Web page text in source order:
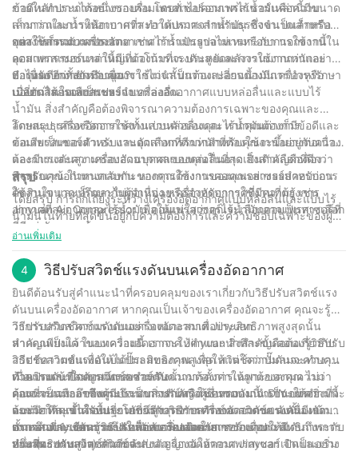
ภายในทำงานได้อย่างราบรื่น โดยทั่วไปคอมเพรสเซอร์เหล่านี้มีขนาด
เล็กกว่าและน้ำหนักเบากว่า ทำให้เหมาะสำหรับธุรกิจขนาดเล็กหรือ
ของใช้ส่วนตัวมากกว่า
ข้อดีหลักประการหนึ่งของคอมเพรสเซอร์อากาศไร้น้ำมันคือความ
สามารถในการให้อากาศที่สะอาดปราศจากน้ำมัน ซึ่งจำเป็นสำหรับ
อุตสาหกรรมบางประเภท เช่น การแปรรูปอาหารหรือยา นอกจากนี้
คอมเพรสเซอร์เหล่านี้มีแนวโน้มที่จะประหยัดพลังงานมากกว่าและ
บำรุงรักษาง่ายกว่า เนื่องจากไม่จำเป็นต้องเปลี่ยนน้ำมันเครื่องหรือ
เปลี่ยนไส้กรองเป็นประจำ
อย่างไรก็ตาม เครื่องอัดอากาศไร้น้ำมันอาจไม่เหมาะกับการใช้งานใน
อุตสาหกรรมขนาดใหญ่ที่ต้องการแรงดันสูงและการใช้งานหนักอย่าง
ต่อเนื่อง อีกทั้งยังมีอายุการใช้งานสั้นกว่าและอาจต้องมีการบำรุงรักษา
บ่อยกว่าคอมเพรสเซอร์แบบหล่อลื่น
3. ไหนดีกว่าสำหรับคุณ?
เมื่อตัดสินใจเลือกระหว่างเครื่องอัดอากาศแบบหล่อลื่นและแบบไร้
น้ำมัน สิ่งสำคัญคือต้องพิจารณาความต้องการเฉพาะของคุณและ
ลักษณะธุรกิจหรือการใช้งานส่วนตัวของคุณ หากคุณต้องการ
คอมเพรสเซอร์สำหรับงานอุตสาหกรรมหนักที่ต้องใช้งานอย่างต่อเนื่อง
และมีแรงดันสูง เครื่องอัดอากาศแบบหล่อลื่นอาจเป็นตัวเลือกที่ดีกว่า
สำหรับคุณ ในทางกลับกัน หากคุณต้องการคอมเพรสเซอร์สำหรับการ
ใช้งานขนาดเล็กและไม่ต่อเนื่อง หรือสำหรับการใช้งานที่ต้องการ
อากาศที่สะอาดและไร้น้ำมัน คอมเพรสเซอร์ไร้น้ำมันอาจเป็นทางเลือก
ที่ดีกว่า
โดยสรุป เครื่องอัดอากาศทั้งแบบหล่อลื่นและไร้น้ำมันต่างก็มีข้อดีและ
ข้อเสียเป็นของตัวเอง และตัวเลือกที่ดีกว่าสำหรับคุณจะขึ้นอยู่กับความ
ต้องการและความชอบส่วนบุคคลของคุณในที่สุด สิ่งสำคัญคือต้อง
พิจารณาข้อกำหนดเฉพาะของการใช้งานของคุณอย่างรอบคอบก่อน
ตัดสินใจ และปรึกษากับผู้จำหน่ายเครื่องอัดอากาศที่มีความรู้ เช่น
Jinyuan Air Compressor เพื่อให้แน่ใจว่าคุณจะเลือกคอมเพรสเซอร์ที่
เหมาะกับความต้องการของคุณ
สรุป
โดยสรุป การถกเถียงระหว่างเครื่องอัดอากาศแบบหล่อลื่นและแบบไร้
น้ำมันในท้ายที่สุดขึ้นอยู่กับความต้องการและความชอบเฉพาะของผู้ใช้
จากประสบการณ์ 30 ปีของเราในอุตสาหกรรม เราได้เห็น
กัน แม้ว่าคอมเพรสเซอร์แบบหล่อลื่นอาจให้การทำงานที่ราบรื่นกว่า
และมีความจุสูงกว่า แต่คอมเพรสเซอร์แบบไร้น้ำมันมักนิยมใช้
เนื่องจากมีความสะอาดและลดความต้องการในการบำรุงรักษา ท้าย
ที่สุดแล้ว การตัดสินใจเลือกคอมเพรสเซอร์ประเภทใดดีกว่านั้นขึ้นอยู่
กับการใช้งานเฉพาะและลำดับความสำคัญของผู้ใช้ เราขอแนะนำให้
พิจารณาข้อกำหนดเฉพาะของคุณอย่างรอบคอบ และปรึกษากับทีมงาน
ที่มีประสบการณ์ของเรา เพื่อพิจารณาตัวเลือกที่ดีที่สุดสำหรับความ
ต้องการเครื่องอัดอากาศของคุณ
อ่านเพิ่มเติม
4 วิธีปรับสวิตช์แรงดันบนเครื่องอัดอากาศ
ยินดีต้อนรับสู่คำแนะนำที่ครอบคลุมของเราเกี่ยวกับวิธีปรับสวิตช์แรง
ดันบนเครื่องอัดอากาศ หากคุณเป็นเจ้าของเครื่องอัดอากาศ คุณจะรู้
ว่าการปรับสวิตช์แรงดันอย่างเหมาะสมเพื่อประสิทธิภาพสูงสุดนั้น
สำคัญเพียงใด ในบทความนี้ เราจะให้คำแนะนำทีละขั้นตอนเกี่ยวกับ
วิธีปรับสวิตช์แรงดันบนปั๊มลมของคุณ เพื่อให้แน่ใจว่าปั๊มลมจะทำงาน
ด้วยแรงดันที่สมบูรณ์แบบสำหรับความต้องการเฉพาะของคุณ ไม่ว่า
คุณจะเป็นมืออาชีพผู้มีประสบการณ์หรือผู้ชื่นชอบงาน DIY บทความนี้
จะช่วยให้คุณได้รับประโยชน์สูงสุดจากเครื่องอัดอากาศ ดังนั้น เรามา
เจาะลึกและเรียนรู้วิธีปรับแต่งเครื่องอัดอากาศของคุณให้มี
ประสิทธิภาพสูงสุดกันดีกว่า!
วิธีปรับสวิตช์ความดันบนเครื่องอัดอากาศ Jinyuan
หากคุณเป็นเจ้าของเครื่องอัดอากาศ Jinyuan สิ่งสำคัญคือต้องรู้วิธีปรับ
สวิตช์ความดันเพื่อให้ได้ประสิทธิภาพสูงสุด สวิตช์ความดันจะควบคุม
เมื่อเปิดและปิดคอมเพรสเซอร์ ดังนั้นการตั้งค่าให้ถูกต้องตามความ
ต้องการเฉพาะของคุณจึงเป็นสิ่งสำคัญ ในบทความนี้ เราจะให้คำ
แนะนำทีละขั้นตอนเกี่ยวกับวิธีการปรับสวิตช์ความดันบนเครื่องอัด
อากาศ Jinyuan รวมถึงเคล็ดลับเพิ่มเติมในการรักษาประสิทธิภาพการ
ทำงาน
ทำความเข้าใจกับสวิตช์ความดัน
ก่อนที่จะเจาะลึกถึงกระบวนการปรับสวิตช์ความดัน จำเป็นอย่างยิ่งที่จะ
ต้องมีความเข้าใจพื้นฐานเกี่ยวกับวิธีการทำงาน สวิตช์แรงดันมีหน้าที่
ตรวจสอบแรงดันอากาศในถังของคอมเพรสเซอร์ เมื่อความดันถึงระดับ
หนึ่ง (แรงดันเข้า) สวิตช์จะส่งสัญญาณให้คอมเพรสเซอร์เปิดและเริ่ม
ขั้นตอนที่ 1: ข้อควรระวังเพื่อความปลอดภัย
ก่อนที่จะปรับสวิตช์ความดันบนเครื่องอัดอากาศ Jinyuan จำเป็นอย่าง